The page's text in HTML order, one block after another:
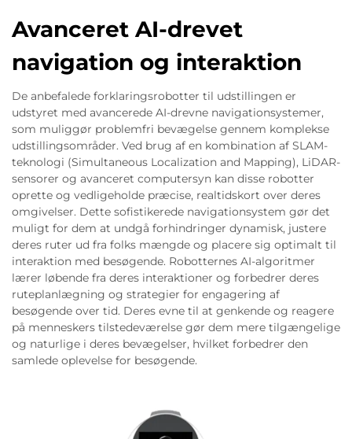
Avanceret AI-drevet
navigation og interaktion
De anbefalede forklaringsrobotter til udstillingen er
udstyret med avancerede AI-drevne navigationsystemer,
som muliggør problemfri bevægelse gennem komplekse
udstillingsområder. Ved brug af en kombination af SLAM-
teknologi (Simultaneous Localization and Mapping), LiDAR-
sensorer og avanceret computersyn kan disse robotter
oprette og vedligeholde præcise, realtidskort over deres
omgivelser. Dette sofistikerede navigationsystem gør det
muligt for dem at undgå forhindringer dynamisk, justere
deres ruter ud fra folks mængde og placere sig optimalt til
interaktion med besøgende. Robotternes AI-algoritmer
lærer løbende fra deres interaktioner og forbedrer deres
ruteplanlægning og strategier for engagering af
besøgende over tid. Deres evne til at genkende og reagere
på menneskers tilstedeværelse gør dem mere tilgængelige
og naturlige i deres bevægelser, hvilket forbedrer den
samlede oplevelse for besøgende.